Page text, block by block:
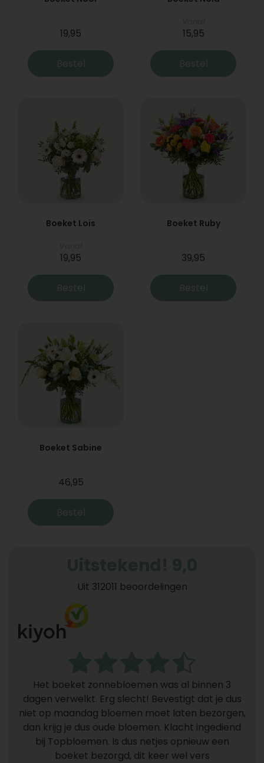
19,95
Bestel
15,95
Bestel
Boeket Lois
19,95
Bestel
Boeket Ruby
39,95
Bestel
Boeket Sabine
46,95
Bestel
Uit 312011 beoordelingen
Het boeket zonnebloemen was al binnen 3
dagen verwelkt. Erg slecht! Bevestigt dat je dus
niet op maandag bloemen moet laten bezorgen,
dan krijg je dus oude bloemen. Klacht ingediend
bij Topbloemen. Is dus netjes opnieuw een
boeket bezorgd, dit keer wel vers